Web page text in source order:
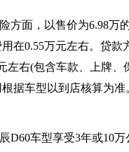
方面，以售价为6.98万
在0.55万元左右。贷款
左右(包含车款、上牌、
据车型以到店核算为准
D60车型享受3年或10